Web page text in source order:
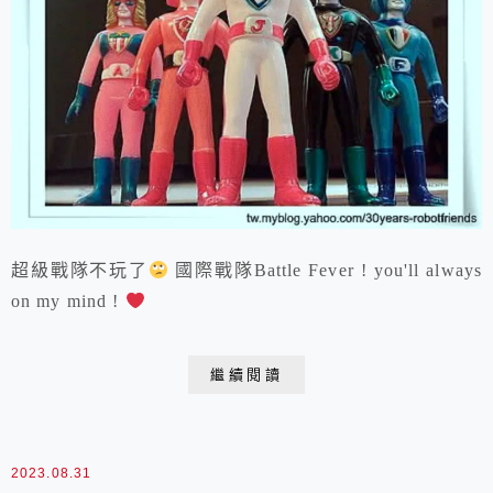
超級戰隊不玩了
國際戰隊Battle Fever ! you'll always
on my mind !
繼續閱讀
2023.08.31